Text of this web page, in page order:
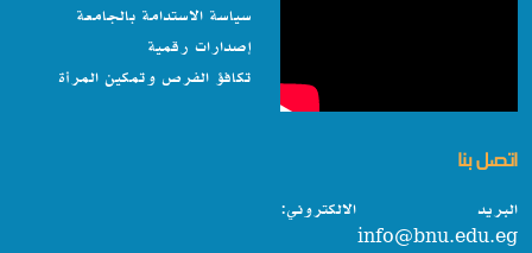
سياسة الاستدامة بالجامعة
إصدارات رقمية
تكافؤ الفرص وتمكين المرأة
اتصل بنا
البريد الالكتروني:
info@bnu.edu.eg